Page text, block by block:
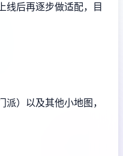
线后再逐步做适配，目
）以及其他小地图，